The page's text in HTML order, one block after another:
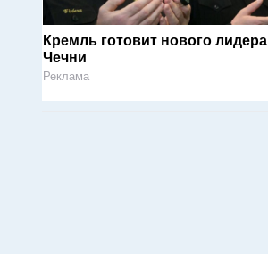
Кремль готовит нового лидера
Чечни
Реклама